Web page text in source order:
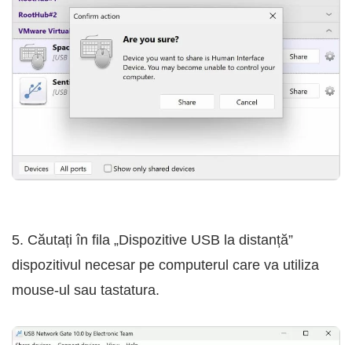
5. Căutați în fila „Dispozitive USB la distanță”
dispozitivul necesar pe computerul care va utiliza
mouse-ul sau tastatura.